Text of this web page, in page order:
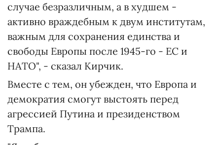
случае безразличным, а в худшем -
активно враждебным к двум институтам,
важным для сохранения единства и
свободы Европы после 1945-го - ЕС и
НАТО", - сказал Кирчик.
Вместе с тем, он убежден, что Европа и
демократия смогут выстоять перед
агрессией Путина и президенством
Трампа.